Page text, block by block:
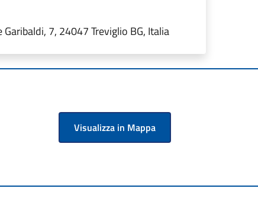
Garibaldi, 7, 24047 Treviglio BG, Italia
Visualizza in Mappa